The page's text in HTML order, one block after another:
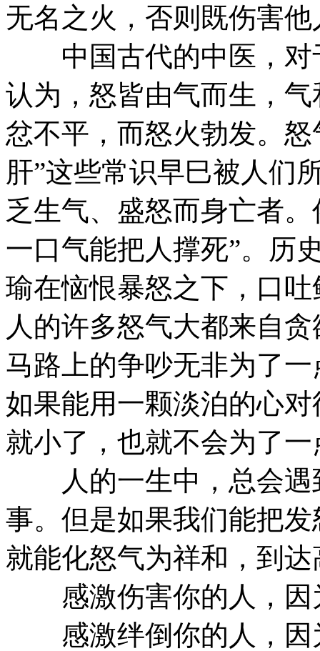
无名之火，否则既伤害
中国古代的中医，对
认为，怒皆由气而生，
忿不平，而怒火勃发。
肝”这些常识早巳被人们
乏生气、盛怒而身亡者
一口气能把人撑死”。历
瑜在恼恨暴怒之下，口
人的许多怒气大都来自
马路上的争吵无非为了
如果能用一颗淡泊的心
就小了，也就不会为了
人的一生中，总会遇
事。但是如果我们能把
就能化怒气为祥和，到
感激伤害你的人，因
感激绊倒你的人，因